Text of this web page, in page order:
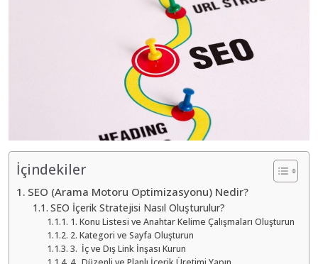
İçindekiler
SEO (Arama Motoru Optimizasyonu) Nedir?
SEO İçerik Stratejisi Nasıl Oluşturulur?
1. Konu Listesi ve Anahtar Kelime Çalışmaları Oluşturun
2. Kategori ve Sayfa Oluşturun
3. İç ve Dış Link İnşası Kurun